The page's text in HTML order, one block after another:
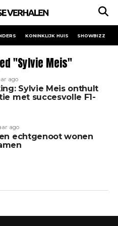
KONINKLIJK HUIS SHOWBIZZ
"Sylvie Meis"
ago
Sylvie Meis onthult
met succesvolle F1-
ago
echtgenoot wonen